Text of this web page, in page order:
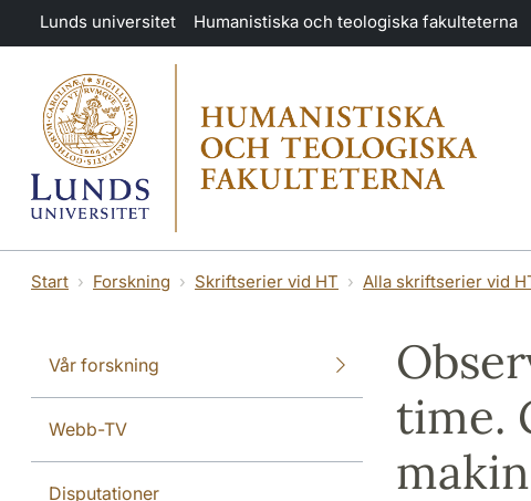
Hoppa till huvudinnehåll
Lunds universitet Humanistiska och teologiska fakulteterna
Start Forskning Skriftserier vid HT Alla skriftserier vid
Vår forskning
Webb-TV
Disputationer
time.